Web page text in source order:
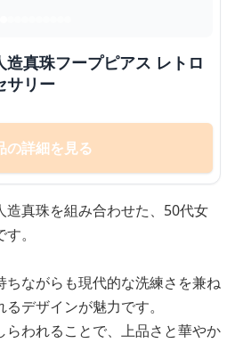
造真珠フープピアス レトロ
サリー
の詳細を見る
造真珠を組み合わせた、50代女
。
ちながらも現代的な洗練さを兼ね
デザインが魅力です。
らわれることで、上品さと華やか